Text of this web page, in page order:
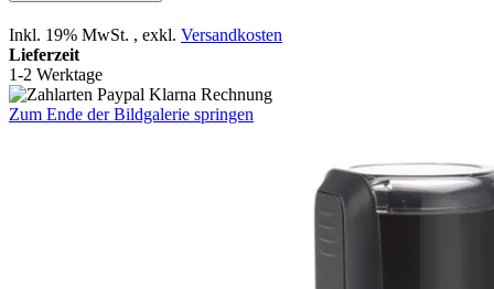
Inkl. 19% MwSt. , exkl. Versandkosten
Lieferzeit
1-2 Werktage
Zum Ende der Bildgalerie springen